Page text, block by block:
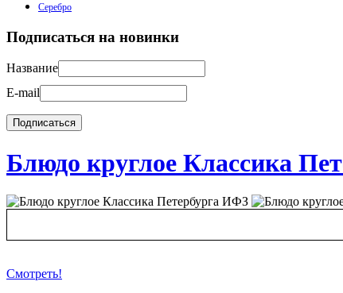
Серебро
Подписаться на новинки
Название
E-mail
Блюдо круглое Классика
Смотреть!